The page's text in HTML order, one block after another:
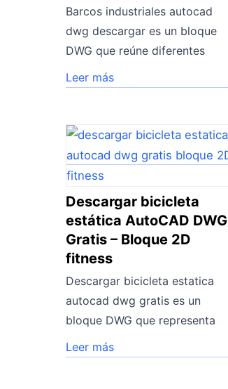
Barcos industriales autocad
dwg descargar es un bloque
DWG que reúne diferentes
Leer más
Descargar bicicleta
estática AutoCAD DWG
Gratis – Bloque 2D
fitness
Descargar bicicleta estatica
autocad dwg gratis es un
bloque DWG que representa
Leer más